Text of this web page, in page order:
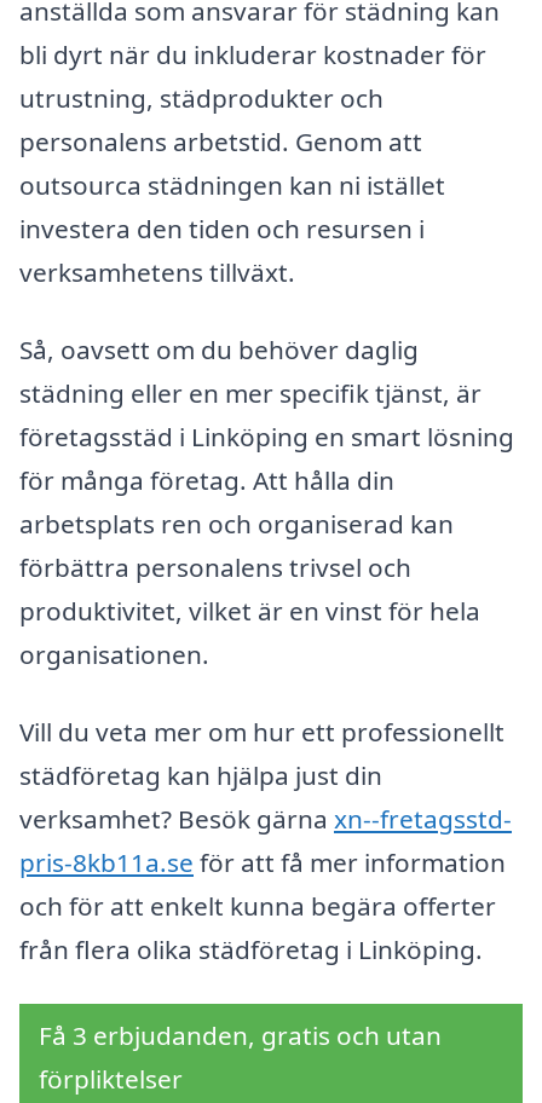
anställda som ansvarar för städning kan
bli dyrt när du inkluderar kostnader för
utrustning, städprodukter och
personalens arbetstid. Genom att
outsourca städningen kan ni istället
investera den tiden och resursen i
verksamhetens tillväxt.
Så, oavsett om du behöver daglig
städning eller en mer specifik tjänst, är
företagsstäd i Linköping en smart lösning
för många företag. Att hålla din
arbetsplats ren och organiserad kan
förbättra personalens trivsel och
produktivitet, vilket är en vinst för hela
organisationen.
Vill du veta mer om hur ett professionellt
städföretag kan hjälpa just din
verksamhet? Besök gärna xn--fretagsstd-
pris-8kb11a.se för att få mer information
och för att enkelt kunna begära offerter
från flera olika städföretag i Linköping.
Få 3 erbjudanden, gratis och utan
förpliktelser